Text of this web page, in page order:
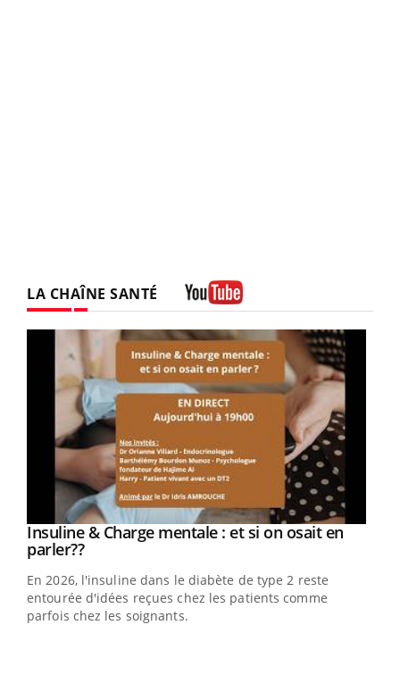
LA CHAÎNE SANTÉ
Youtube
Insuline & Charge mentale : et si on osait en
parler??Youtube
En 2026, l'insuline dans le diabète de type 2 reste
entourée d'idées reçues chez les patients comme
parfois chez les soignants.